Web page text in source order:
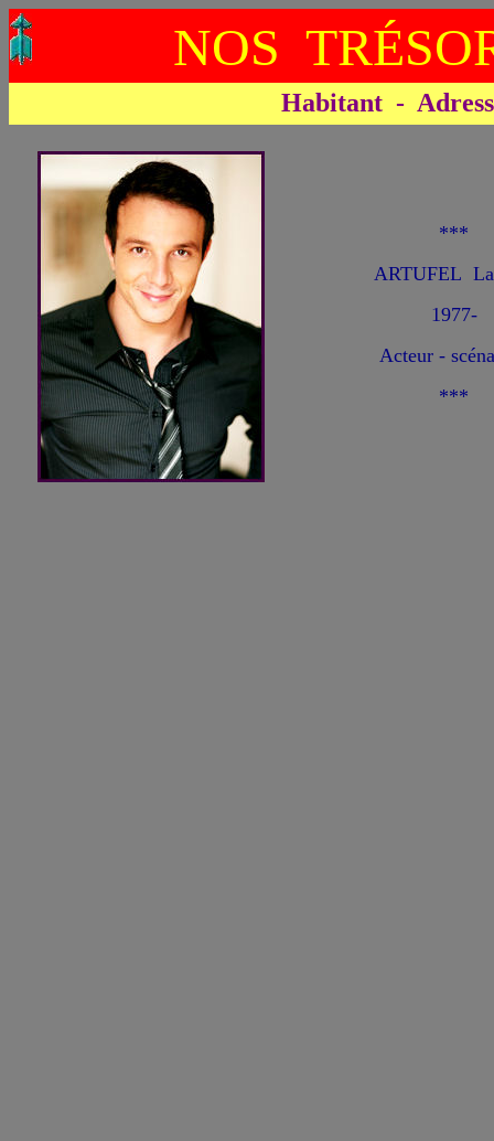
NOS
Habitant -
***
ARTUFEL
1977-
Acteur -
***